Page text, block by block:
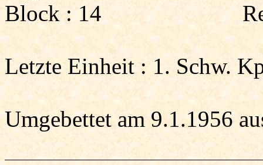
Block : 14
Letzte Einheit : 1. Schw.
Umgebettet am 9.1.1956